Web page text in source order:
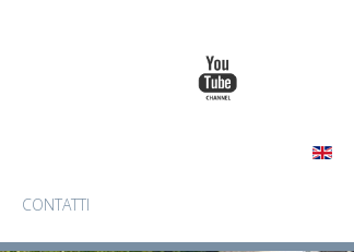
CONTATTI